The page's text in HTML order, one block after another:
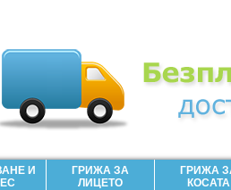
И
ГРИЖА ЗА
ЛИЦЕТО
ГРИЖА
КОСАТА